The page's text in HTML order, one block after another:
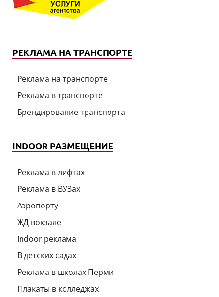
РЕКЛАМА НА ТРАНСПОРТЕ
Реклама на транспорте
Реклама в транспорте
Брендирование транспорта
INDOOR РАЗМЕЩЕНИЕ
Реклама в лифтах
Реклама в ВУЗах
Аэропорту
ЖД вокзале
Indoor реклама
В детских садах
Реклама в школах Перми
Плакаты в колледжах